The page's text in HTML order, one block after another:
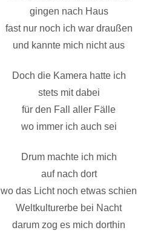
gingen nach Haus
fast nur noch ich war draußen
und kannte mich nicht aus
Doch die Kamera hatte ich
stets mit dabei
für den Fall aller Fälle
wo immer ich auch sei
Drum machte ich mich
auf nach dort
wo das Licht noch etwas schien
Weltkulturerbe bei Nacht
darum zog es mich dorthin